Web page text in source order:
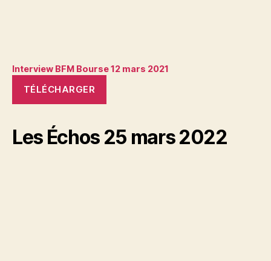
Interview BFM Bourse 12 mars 2021
TÉLÉCHARGER
Les Échos 25 mars 2022